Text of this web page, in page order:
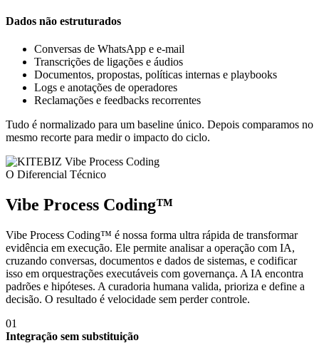
Dados não estruturados
Conversas de WhatsApp e e-mail
Transcrições de ligações e áudios
Documentos, propostas, políticas internas e playbooks
Logs e anotações de operadores
Reclamações e feedbacks recorrentes
Tudo é normalizado para um baseline único. Depois comparamos no
mesmo recorte para medir o impacto do ciclo.
O Diferencial Técnico
Vibe Process Coding™
Vibe Process Coding™ é nossa forma ultra rápida de transformar
evidência em execução. Ele permite analisar a operação com IA,
cruzando conversas, documentos e dados de sistemas, e codificar
isso em orquestrações executáveis com governança. A IA encontra
padrões e hipóteses. A curadoria humana valida, prioriza e define a
decisão. O resultado é velocidade sem perder controle.
01
Integração sem substituição